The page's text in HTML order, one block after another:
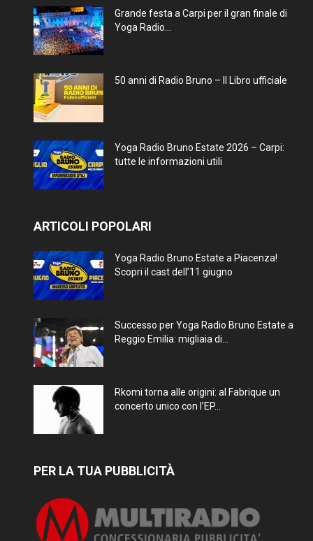
Grande festa a Carpi per il gran finale di
Yoga Radio...
50 anni di Radio Bruno – Il Libro ufficiale
Yoga Radio Bruno Estate 2026 – Carpi:
tutte le informazioni utili
ARTICOLI POPOLARI
Yoga Radio Bruno Estate a Piacenza!
Scopri il cast dell’11 giugno
Successo per Yoga Radio Bruno Estate a
Reggio Emilia: migliaia di...
Rkomi torna alle origini: al Fabrique un
concerto unico con l’EP...
PER LA TUA PUBBLICITÀ